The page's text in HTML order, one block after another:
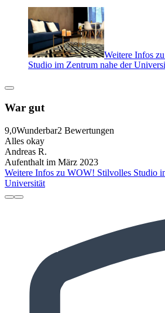
Weitere Infos
Studio im Zentrum nahe der
War gut
9,0Wunderbar2 Bewertungen
Alles okay
Andreas R.
Aufenthalt im März 2023
Weitere Infos zu WOW! Stilvolles Studio
Universität